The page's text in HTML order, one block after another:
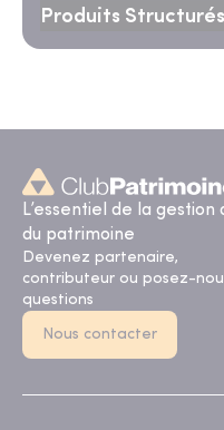
Produits Structurés
L’essentiel de la
du patrimoine
Devenez partenaire,
contributeur ou posez-
questions
Nous contacter